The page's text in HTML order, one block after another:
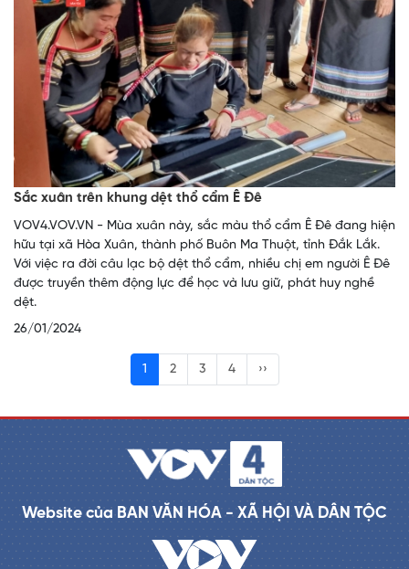
Sắc xuân trên khung dệt thổ cẩm Ê Đê
VOV4.VOV.VN - Mùa xuân này, sắc màu thổ cẩm Ê Đê đang hiện
hữu tại xã Hòa Xuân, thành phố Buôn Ma Thuột, tỉnh Đắk Lắk.
Với việc ra đời câu lạc bộ dệt thổ cẩm, nhiều chị em người Ê Đê
được truyền thêm động lực để học và lưu giữ, phát huy nghề
dệt.
26/01/2024
1 2 3 4 ››
Website của BAN VĂN HÓA - XÃ HỘI VÀ DÂN TỘC